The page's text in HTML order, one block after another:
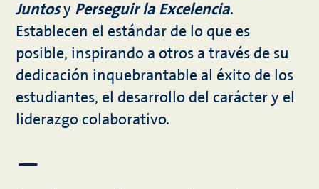
Juntosy Perseguir la Excelencia.
Establecen el estándar de lo que es
posible, inspirando a otros a través de su
dedicación inquebrantable al éxito de los
estudiantes, el desarrollo del carácter y el
liderazgo colaborativo.
—